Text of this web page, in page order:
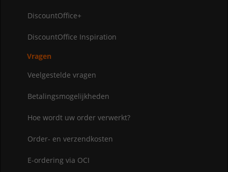
DiscountOffice+
DiscountOffice Inspiration
Vragen
Veelgestelde vragen
Betalingsmogelijkheden
Hoe wordt uw order verwerkt?
Order- en verzendkosten
E-ordering via OCI